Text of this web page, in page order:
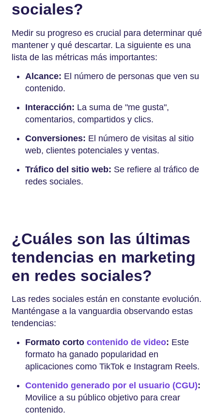
sociales?
Medir su progreso es crucial para determinar qué
mantener y qué descartar. La siguiente es una
lista de las métricas más importantes:
Alcance: El número de personas que ven su
contenido.
Interacción: La suma de "me gusta",
comentarios, compartidos y clics.
Conversiones: El número de visitas al sitio
web, clientes potenciales y ventas.
Tráfico del sitio web: Se refiere al tráfico de
redes sociales.
¿Cuáles son las últimas
tendencias en marketing
en redes sociales?
Las redes sociales están en constante evolución.
Manténgase a la vanguardia observando estas
tendencias:
Formato corto contenido de video: Este
formato ha ganado popularidad en
aplicaciones como TikTok e Instagram Reels.
Contenido generado por el usuario (CGU):
Movilice a su público objetivo para crear
contenido.